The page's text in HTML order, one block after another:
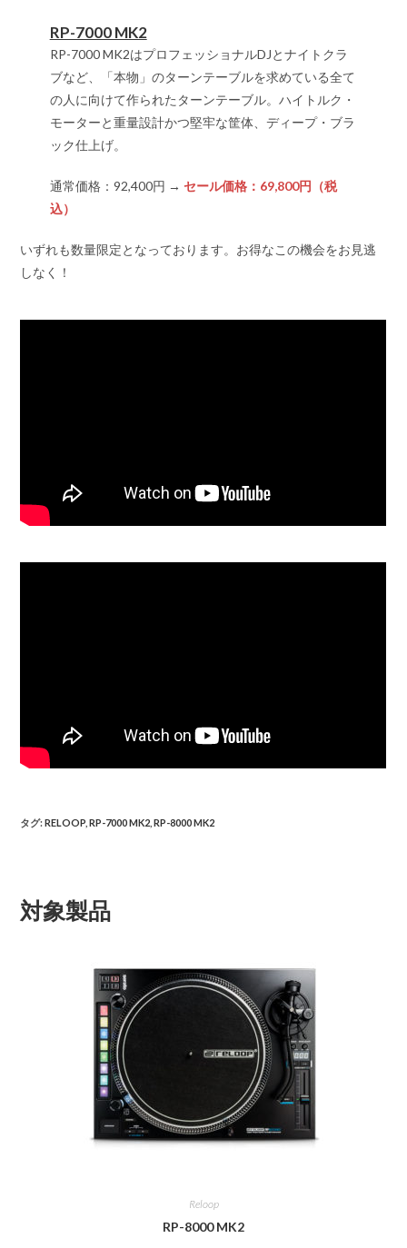
RP-7000 MK2
RP-7000 MK2はプロフェッショナルDJとナイトクラ
ブなど、「本物」のターンテーブルを求めている全て
の人に向けて作られたターンテーブル。ハイトルク・
モーターと重量設計かつ堅牢な筐体、ディープ・ブラ
ック仕上げ。
通常価格：92,400円 → セール価格：69,800円（税
込）
いずれも数量限定となっております。お得なこの機会をお見逃
しなく！
タグ:RELOOP RP-7000 MK2 RP-8000 MK2
対象製品
Reloop
RP-8000 MK2